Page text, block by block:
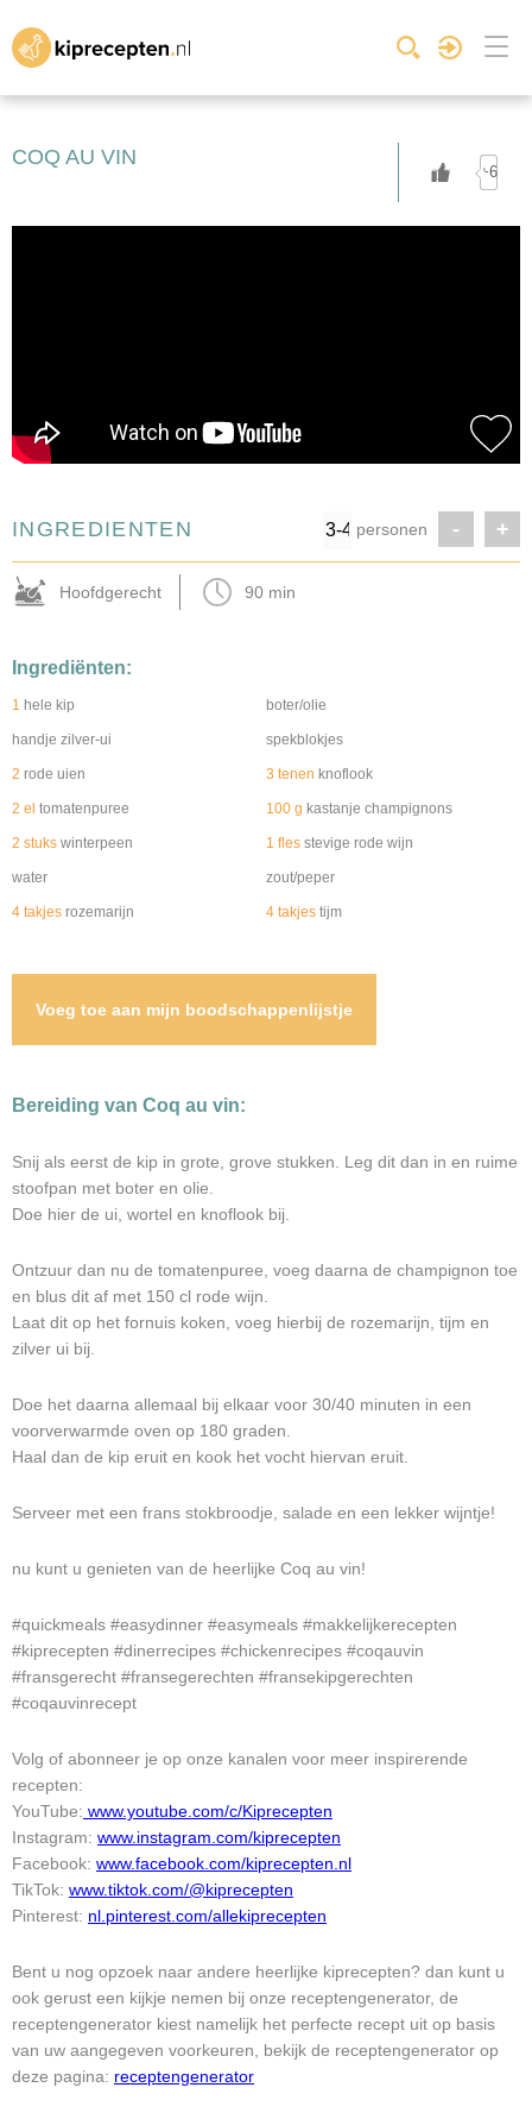
COQ AU VIN
+6
INGREDIENTEN personen - +
Hoofdgerecht 90 min
Ingrediënten:
1 hele kip boter/olie
handje zilver-ui spekblokjes
2 rode uien 3 tenen knoflook
2 el tomatenpuree 100 g kastanje champignons
2 stuks winterpeen 1 fles stevige rode wijn
water zout/peper
4 takjes rozemarijn 4 takjes tijm
Voeg toe aan mijn boodschappenlijstje
Bereiding van Coq au vin:
Snij als eerst de kip in grote, grove stukken. Leg dit dan in en ruime
stoofpan met boter en olie.
Doe hier de ui, wortel en knoflook bij.
Ontzuur dan nu de tomatenpuree, voeg daarna de champignon toe
en blus dit af met 150 cl rode wijn.
Laat dit op het fornuis koken, voeg hierbij de rozemarijn, tijm en
zilver ui bij.
Doe het daarna allemaal bij elkaar voor 30/40 minuten in een
voorverwarmde oven op 180 graden.
Haal dan de kip eruit en kook het vocht hiervan eruit.
Serveer met een frans stokbroodje, salade en een lekker wijntje!
nu kunt u genieten van de heerlijke Coq au vin!
#quickmeals #easydinner #easymeals #makkelijkerecepten
#kiprecepten #dinerrecipes #chickenrecipes #coqauvin
#fransgerecht #fransegerechten #fransekipgerechten
#coqauvinrecept
Volg of abonneer je op onze kanalen voor meer inspirerende
recepten:
YouTube: www.youtube.com/c/Kiprecepten
Instagram: www.instagram.com/kiprecepten
Facebook: www.facebook.com/kiprecepten.nl
TikTok: www.tiktok.com/@kiprecepten
Pinterest: nl.pinterest.com/allekiprecepten
Bent u nog opzoek naar andere heerlijke kiprecepten? dan kunt u
ook gerust een kijkje nemen bij onze receptengenerator, de
receptengenerator kiest namelijk het perfecte recept uit op basis
van uw aangegeven voorkeuren, bekijk de receptengenerator op
deze pagina: receptengenerator